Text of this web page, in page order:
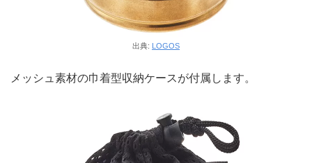
出典: LOGOS
メッシュ素材の巾着型収納ケースが付属します。